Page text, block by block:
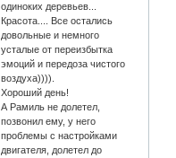
одиноких деревьев...
Красота.... Все остались
довольные и немного
усталые от переизбытка
эмоций и передоза чистого
воздуха)))).
Хороший день!
А Рамиль не долетел,
позвонил ему, у него
проблемы с настройками
двигателя, долетел до